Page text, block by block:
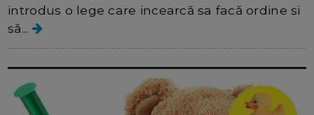
introdus o lege care incearcă sa facă ordine si
să...